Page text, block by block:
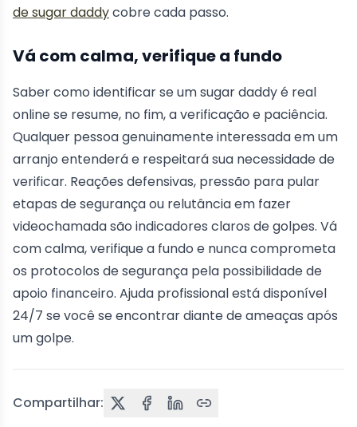
de sugar daddycobre cada passo.
Vá com calma, verifique a fundo
Saber como identificar se um sugar daddy é real
online se resume, no fim, a verificação e paciência.
Qualquer pessoa genuinamente interessada em um
arranjo entenderá e respeitará sua necessidade de
verificar. Reações defensivas, pressão para pular
etapas de segurança ou relutância em fazer
videochamada são indicadores claros de golpes. Vá
com calma, verifique a fundo e nunca comprometa
os protocolos de segurança pela possibilidade de
apoio financeiro. Ajuda profissional está disponível
24/7 se você se encontrar diante de ameaças após
um golpe.
Compartilhar: